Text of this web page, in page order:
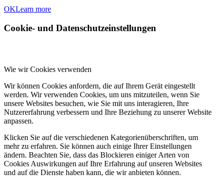
OKLearn more
Cookie- und Datenschutzeinstellungen
Wie wir Cookies verwenden
Wir können Cookies anfordern, die auf Ihrem Gerät eingestellt
werden. Wir verwenden Cookies, um uns mitzuteilen, wenn Sie
unsere Websites besuchen, wie Sie mit uns interagieren, Ihre
Nutzererfahrung verbessern und Ihre Beziehung zu unserer Website
anpassen.
Klicken Sie auf die verschiedenen Kategorienüberschriften, um
mehr zu erfahren. Sie können auch einige Ihrer Einstellungen
ändern. Beachten Sie, dass das Blockieren einiger Arten von
Cookies Auswirkungen auf Ihre Erfahrung auf unseren Websites
und auf die Dienste haben kann, die wir anbieten können.